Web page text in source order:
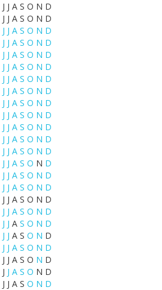
J J A S O N D
J J A S O N D
J J A S O N D
J J A S O N D
J J A S O N D
J J A S O N D
J J A S O N D
J J A S O N D
J J A S O N D
J J A S O N D
J J A S O N D
J J A S O N D
J J A S O N D
J J A S O N D
J J A S O N D
J J A S O N D
J J A S O N D
J J A S O N D
J J A S O N D
J J A S O N D
J J A S O N D
J J A S O N D
J J A S O N D
J J A S O N D